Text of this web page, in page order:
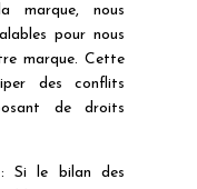
marque, nous
pour nous
marque. Cette
des conflits
de droits
Si le bilan des